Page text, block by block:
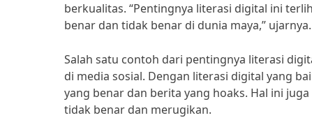
berkualitas. “Pentingnya literasi digital ini
benar dan tidak benar di dunia maya,” ujarnya.
Salah satu contoh dari pentingnya literasi
di media sosial. Dengan literasi digital yang
yang benar dan berita yang hoaks. Hal ini
tidak benar dan merugikan.